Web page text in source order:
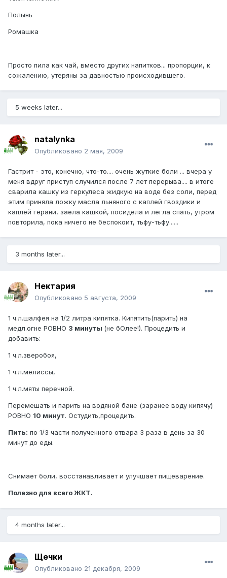
Полынь
Ромашка
Просто пила как чай, вместо других напитков... пропорции, к
сожалению, утеряны за давностью происходившего.
5 weeks later...
natalynka
Опубликовано 2 мая, 2009
Гастрит - это, конечно, что-то.... очень жуткие боли ... вчера у
меня вдруг приступ случился после 7 лет перерыва.... в итоге
сварила кашку из геркулеса жидкую на воде без соли, перед
этим приняла ложку масла льняного с каплей гвоздики и
каплей герани, заела кашкой, посидела и легла спать, утром
повторила, пока ничего не беспокоит, тьфу-тьфу......
3 months later...
Нектария
Опубликовано 5 августа, 2009
1 ч.л.шалфея на 1/2 литра кипятка. Кипятить(парить) на
медл.огне РОВНО 3 минуты (не бОлее!). Процедить и
добавить:
1 ч.л.зверобоя,
1 ч.л.мелиссы,
1 ч.л.мяты перечной.
Перемешать и парить на водяной бане (заранее воду кипячу)
РОВНО 10 минут. Остудить,процедить.
Пить: по 1/3 части полученного отвара 3 раза в день за 30
минут до еды.
Снимает боли, восстанавливает и улучшает пищеварение.
Полезно для всего ЖКТ.
4 months later...
Щечки
Опубликовано 21 декабря, 2009